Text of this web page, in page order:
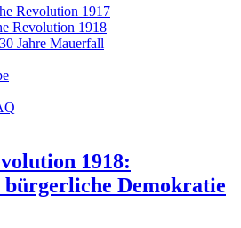
Revolution 1917
Revolution 1918
Jahre Mauerfall
1918:
Demokratie